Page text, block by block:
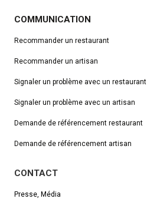
COMMUNICATION
Recommander un restaurant
Recommander un artisan
Signaler un problème avec un restaurant
Signaler un problème avec un artisan
Demande de référencement restaurant
Demande de référencement artisan
CONTACT
Presse, Média